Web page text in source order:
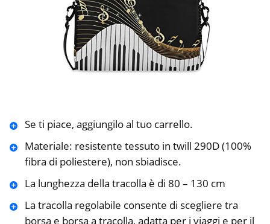
Se ti piace, aggiungilo al tuo carrello.
Materiale: resistente tessuto in twill 290D (100%
fibra di poliestere), non sbiadisce.
La lunghezza della tracolla è di 80 – 130 cm
La tracolla regolabile consente di scegliere tra
borsa e borsa a tracolla, adatta per i viaggi e per il